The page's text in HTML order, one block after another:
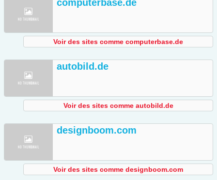
computerbase.de
Voir des sites comme computerbase.de
autobild.de
Voir des sites comme autobild.de
designboom.com
Voir des sites comme designboom.com